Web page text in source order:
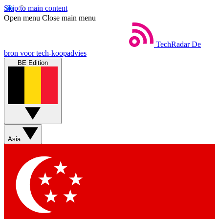
Skip to main content
Open menu Close main menu
TechRadar De
bron voor tech-koopadvies
BE Edition
Asia